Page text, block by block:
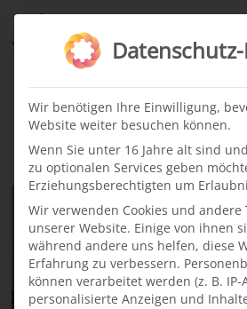
Videos
Latest
Wir benötigen Ihre Einwilligung,
Website weiter besuchen können.
Wenn Sie unter 16 Jahre alt sind
zu optionalen Services geben
Erziehungsberechtigten um
Wir verwenden Cookies und andere
unserer Website. Einige von ihnen
während andere uns helfen, diese
Erfahrung zu verbessern.
können verarbeitet werden (z. B. IP-
personalisierte Anzeigen und